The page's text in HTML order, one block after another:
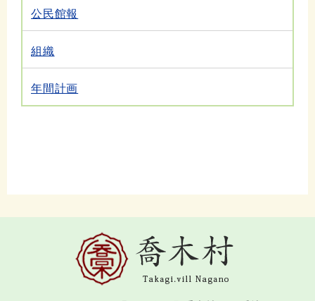
公民館報
組織
年間計画